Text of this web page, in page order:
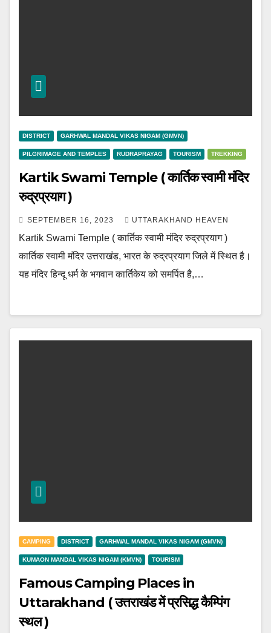
DISTRICT GARHWAL MANDAL VIKAS NIGAM (GMVN)
PILGRIMAGE AND TEMPLES RUDRAPRAYAG TOURISM TREKKING
Kartik Swami Temple ( कार्तिक स्वामी मंदिर
रुद्रप्रयाग )
SEPTEMBER 16, 2023 UTTARAKHAND HEAVEN
Kartik Swami Temple ( कार्तिक स्वामी मंदिर रुद्रप्रयाग )
कार्तिक स्वामी मंदिर उत्तराखंड, भारत के रुद्रप्रयाग जिले में स्थित है।
यह मंदिर हिन्दू धर्म के भगवान कार्तिकेय को समर्पित है,…
CAMPING DISTRICT GARHWAL MANDAL VIKAS NIGAM (GMVN)
KUMAON MANDAL VIKAS NIGAM (KMVN) TOURISM
Famous Camping Places in
Uttarakhand ( उत्तराखंड में प्रसिद्ध कैम्पिंग
स्थल )